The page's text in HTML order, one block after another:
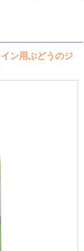
ン用ぶどうのジ